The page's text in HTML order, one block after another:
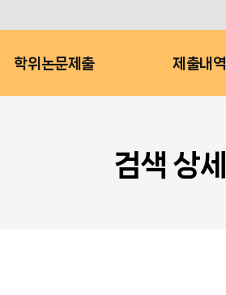
학위논문제출 제출내역
검색 상세